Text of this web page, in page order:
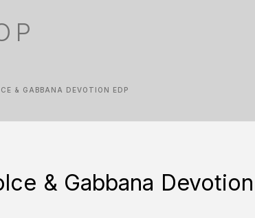
& GABBANA DEVOTION EDP
& Gabbana